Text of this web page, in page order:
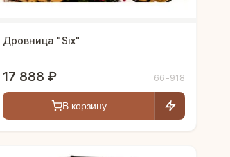
Дровница "Six"
17 888 ₽ 66-918
В корзину